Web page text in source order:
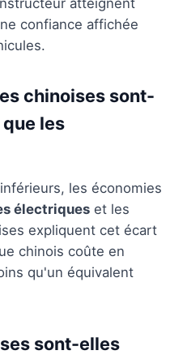
confiance affichée
chinoises sont-
les
les économies
électriques et les
expliquent cet écart
chinois coûte en
qu'un équivalent
sont-elles